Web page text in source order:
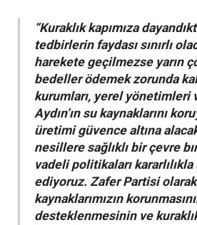
“Kuraklık kapımıza
tedbirlerin faydası sınırlı
harekete geçilmezse yarın
bedeller ödemek zorunda
kurumları, yerel
Aydın’ın su kaynaklarını
üretimi güvence altına
nesillere sağlıklı bir çevre
vadeli politikaları
ediyoruz. Zafer Partisi
kaynaklarımızın
desteklenmesinin ve